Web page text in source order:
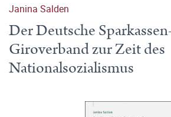
Janina Salden
Der Deutsche
Giroverband zur Zeit des
Nationalsozialismus